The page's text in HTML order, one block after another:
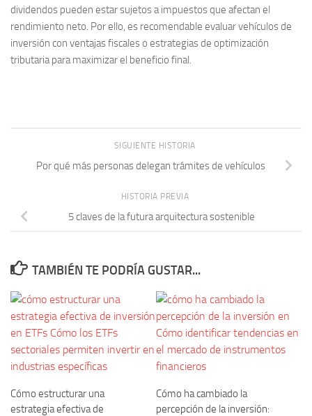
dividendos pueden estar sujetos a impuestos que afectan el
rendimiento neto. Por ello, es recomendable evaluar vehículos de
inversión con ventajas fiscales o estrategias de optimización
tributaria para maximizar el beneficio final.
SIGUIENTE HISTORIA
Por qué más personas delegan trámites de vehículos
HISTORIA PREVIA
5 claves de la futura arquitectura sostenible
TAMBIÉN TE PODRÍA GUSTAR...
Cómo estructurar una
estrategia efectiva de
Cómo ha cambiado la
percepción de la inversión: